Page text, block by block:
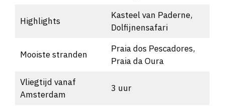
Highlights
Kasteel van Paderne,
Dolfijnensafari
Mooiste stranden
Praia dos Pescadores,
Praia da Oura
Vliegtijd vanaf
Amsterdam
3 uur